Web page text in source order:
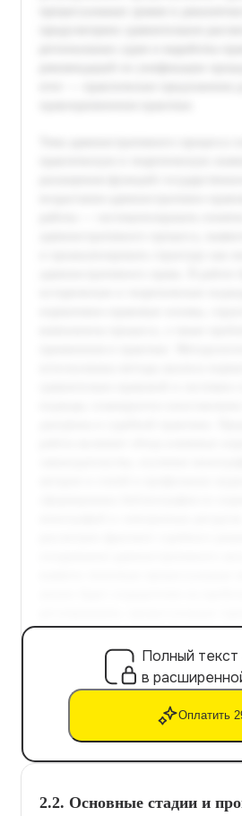
Полный
в
Оплатить
2.2. Основные стадии и